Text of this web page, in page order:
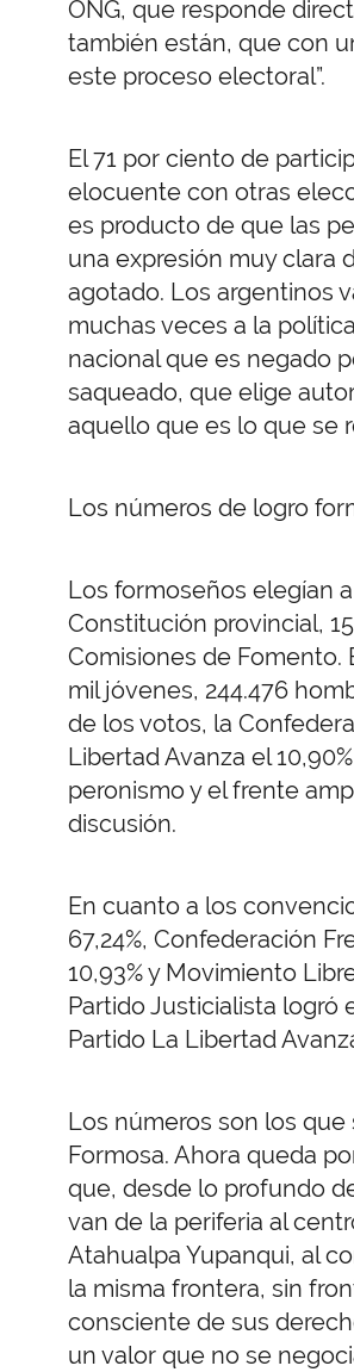
ONG, que responde
también están, que con
este proceso electoral”.
El 71 por ciento de
elocuente con otras
es producto de que las
una expresión muy clara
agotado. Los argentinos
muchas veces a la
nacional que es negado
saqueado, que elige
aquello que es lo que se
Los números de logro
Los formoseños elegían
Constitución provincial,
Comisiones de Fomento.
mil jóvenes, 244.476
de los votos, la
Libertad Avanza el
peronismo y el frente
discusión.
En cuanto a los
67,24%, Confederación
10,93% y Movimiento
Partido Justicialista logró
Partido La Libertad
Los números son los
Formosa. Ahora queda
que, desde lo profundo
van de la periferia al
Atahualpa Yupanqui, al
la misma frontera, sin
consciente de sus
un valor que no se